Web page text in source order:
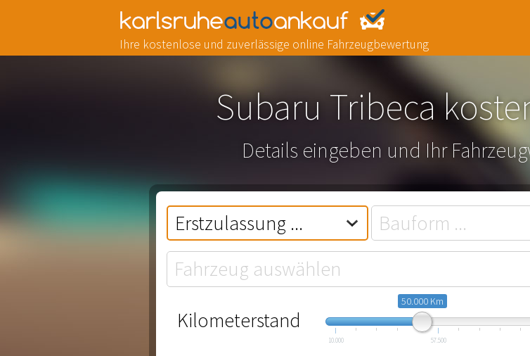
Ihre kostenlose und zuverlässige online Fahrzeugbewertung
Subaru Tribeca
Details eingeben und Ihr
Kilometerstand
50.000 Km
10.000 57.500